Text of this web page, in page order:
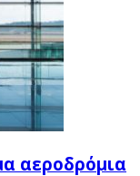
αεροδρόμια